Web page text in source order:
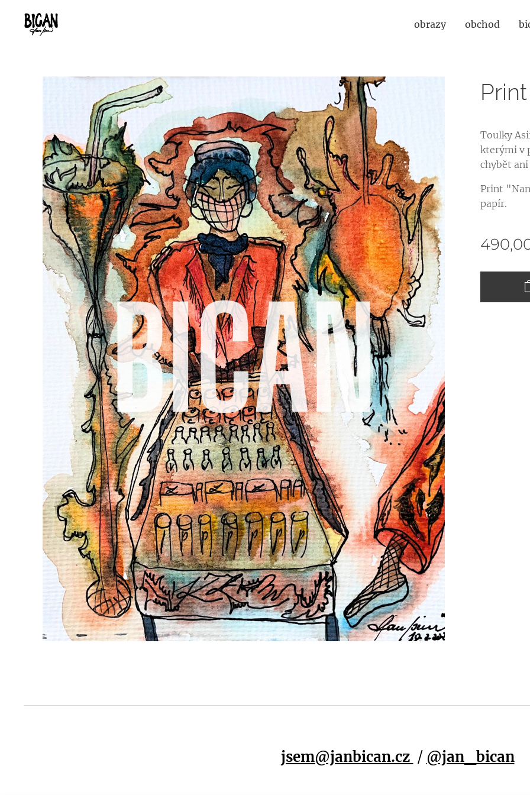
obrazy obchod
Toulky
kterými v
chybět
Print
papír.
jsem@janbican.cz / @jan_bican